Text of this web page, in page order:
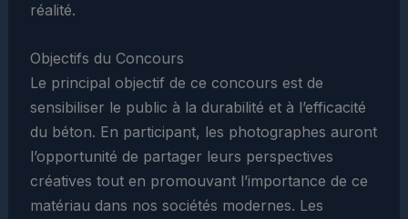
réalité.
Objectifs du Concours
Le principal objectif de ce concours est de
sensibiliser le public à la durabilité et à l’efficacité
du béton. En participant, les photographes auront
l’opportunité de partager leurs perspectives
créatives tout en promouvant l’importance de ce
matériau dans nos sociétés modernes. Les